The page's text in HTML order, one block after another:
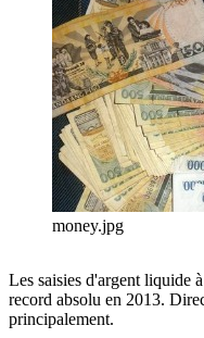
money.jpg
Les saisies d'argent liquide
record absolu en 2013.
principalement.